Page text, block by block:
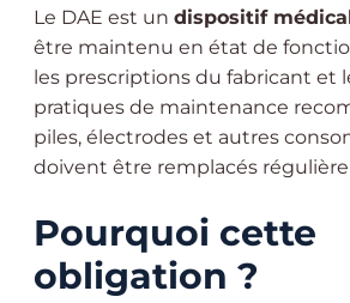
Le DAE est un dispositif
être maintenu en état de
les prescriptions du fabricant et
pratiques de maintenance
piles, électrodes et autres
doivent être remplacés
Pourquoi cette
obligation ?